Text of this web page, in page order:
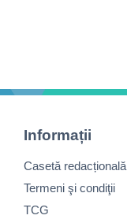
Informații
Casetă redacțională
Termeni şi condiţii
TCG